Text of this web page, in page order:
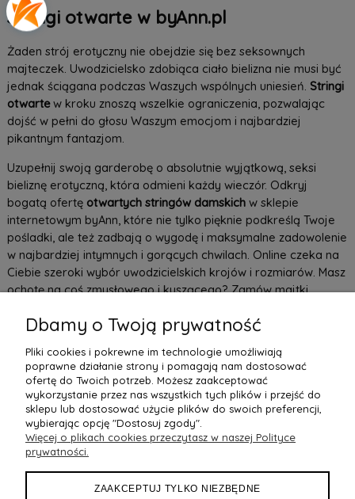
Stringi otwarte w byAnn.pl
Żaden strój erotyczny nie obejdzie się bez seksownych
majteczek. Uwodzicielsko zdobiąca ciało bielizna nie musi być
jednak ściągana podczas Waszych wspólnych uniesień. Stringi
otwartew kroku znoszą wszelkie ograniczenia, pozwalając
dojść w pełni do głosu Waszym emocjom i najbardziej
pikantnym fantazjom.
Uzupełnij swoją garderobę o absolutnie wyjątkową, seksi
bieliznę erotyczną, która odmieni każdy wieczór. Odkryj
bogatą ofertę otwartych stringów damskichw sklepie
internetowym byAnn, które nie tylko pięknie podkreślą Twoje
pośladki, ale też zadbają o wygodę i maksymalne zadowolenie
w najbardziej intymnych i gorących chwilach. Online czeka na
Ciebie szeroki wybór uwodzicielskich krojów i rozmiarów. Masz
ochotę na coś zmysłowego i kuszącego? Zamów majtki
Szukasz czegoś, co doda pikanterii podkręci atmosferę?
przodu i tyłu lub Już teraz sprawdź dostępne propozycje - z
całą pewnością znajdziesz u nas coś odpowiedniego.
POMOC
MOJE KONTO
Dbamy o Twoją prywatność
Pliki cookies i pokrewne im technologie umożliwiają
poprawne działanie strony i pomagają nam dostosować
ofertę do Twoich potrzeb. Możesz zaakceptować
wykorzystanie przez nas wszystkich tych plików i przejść do
sklepu lub dostosować użycie plików do swoich preferencji,
wybierając opcję "Dostosuj zgody".
Więcej o plikach cookies przeczytasz w naszej Polityce
prywatności.
ZAAKCEPTUJ TYLKO NIEZBĘDNE